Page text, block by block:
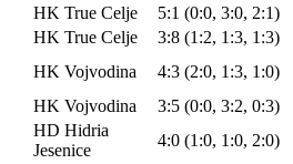
HK True Celje
5:1 (0:0, 3:0, 2:1)
HK True Celje
3:8 (1:2, 1:3, 1:3)
HK Vojvodina
4:3 (2:0, 1:3, 1:0)
HK Vojvodina
3:5 (0:0, 3:2, 0:3)
HD Hidria
Jesenice
4:0 (1:0, 1:0, 2:0)